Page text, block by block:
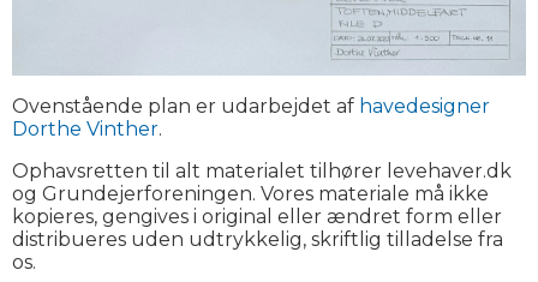
Ovenstående plan er udarbejdet af havedesigner
Dorthe Vinther.
Ophavsretten til alt materialet tilhører levehaver.dk
og Grundejerforeningen. Vores materiale må ikke
kopieres, gengives i original eller ændret form eller
distribueres uden udtrykkelig, skriftlig tilladelse fra
os.